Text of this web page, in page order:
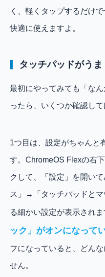
く、軽くタップするだけ
快適に使えますよ。
タッチパッドがう
最初にやってみても「な
ったら、いくつか確認し
1つ目は、設定がちゃんと
す。ChromeOS Flexの右
クして、「設定」を開い
ス」→「タッチパッドと
る細かい設定が表示されま
ック」がオンになって
フになっていると、どん
せん。